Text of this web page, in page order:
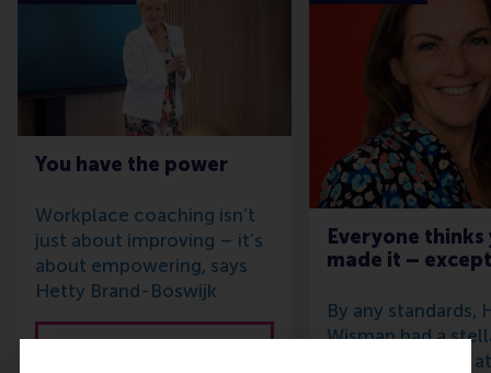
You have the power
Workplace coaching isn’t
just about improving – it’s
about empowering, says
Hetty Brand-Boswijk
Everyone thinks
made it –
By any standards,
Wisman had a
career: a partner